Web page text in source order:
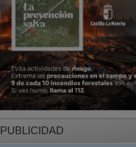
PUBLICIDAD